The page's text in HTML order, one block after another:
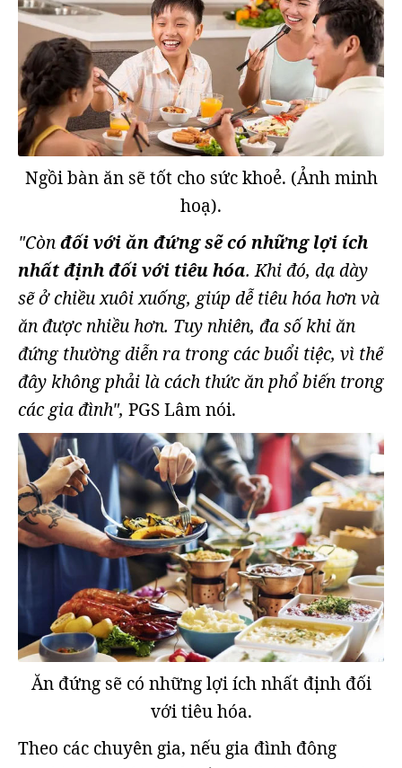
Ngồi bàn ăn sẽ tốt cho sức khoẻ. (Ảnh minh
hoạ).
"Cònđối với ăn đứngsẽ có những lợi ích
nhất định đối với tiêu hóa. Khi đó, dạ dày
sẽ ở chiều xuôi xuống, giúp dễ tiêu hóa hơn và
ăn được nhiều hơn. Tuy nhiên, đa số khi ăn
đứng thường diễn ra trong các buổi tiệc, vì thế
đây không phải là cách thức ăn phổ biến trong
các gia đình", PGS Lâm nói.
Ăn đứng sẽ có những lợi ích nhất định đối
với tiêu hóa.
Theo các chuyên gia, nếu gia đình đông